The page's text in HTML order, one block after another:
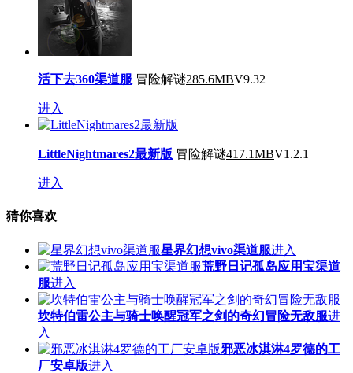
活下去360渠道服 冒险解谜285.6MBV9.32
进入
LittleNightmares2最新版 冒险解谜417.1MBV1.2.1
进入
猜你喜欢
星界幻想vivo渠道服进入
荒野日记孤岛应用宝渠道
服进入
坎特伯雷公主与骑士唤醒冠军之剑的奇幻冒险无敌服进
入
邪恶冰淇淋4罗德的工
厂安卓版进入